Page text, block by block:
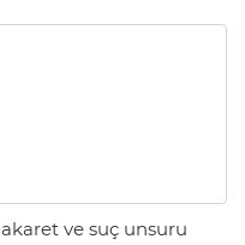
ve suç unsuru